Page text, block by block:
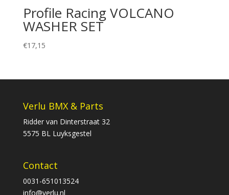
Profile Racing VOLCANO
WASHER SET
€17,15
Verlu BMX & Parts
Ridder van Dinterstraat 32
5575 BL Luyksgestel
Contact
0031-651013524
info@verlu.nl